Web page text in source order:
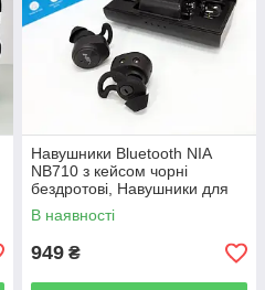
Навушники Bluetooth NIA
NB710 з кейсом чорні
бездротові, Навушники для
тренувань сенсорні
бездротові
В наявності
949 ₴